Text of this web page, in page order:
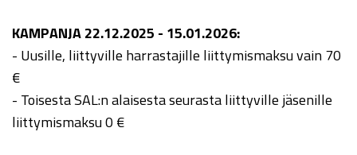
KAMPANJA 22.12.2025 - 15.01.2026:
- Uusille, liittyville harrastajille liittymismaksu vain 70
€
- Toisesta SAL:n alaisesta seurasta liittyville jäsenille
liittymismaksu 0 €